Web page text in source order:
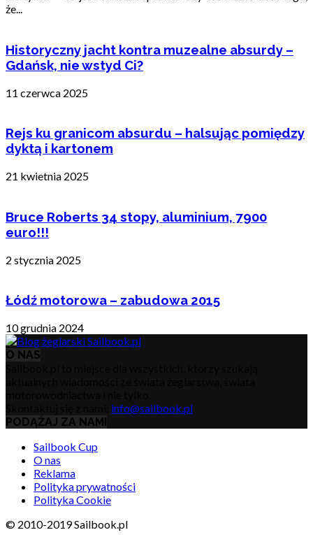
że...
Historyczny jacht kontra muzealne absurdy –
Gdańsk, nie wstyd Ci?
11 czerwca 2025
Rejs ku granicom absurdu – halsując pomiędzy
dyktą i kartonem
21 kwietnia 2025
Bruce Roberts 34 stopy, aluminium, 7900
euro!!!
2 stycznia 2025
Łódź motorowa – zabudowa 2015
10 grudnia 2024
O NAS
info@sailbook.pl
PODĄŻAJ ZA NAMI
Sailbook Cup
O nas
Reklama
Polityka prywatności
Polityka Cookie
© 2010-2019 Sailbook.pl